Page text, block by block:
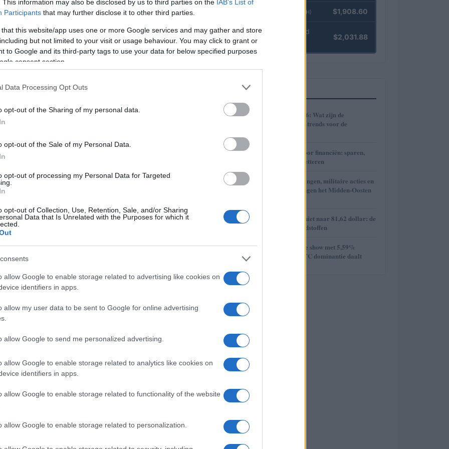
This information may also be disclosed by us to third parties on the IAB’s List of
Participants that may further disclose it to other third parties.
that this website/app uses one or more Google services and may gather and store
but not limited to your visit or usage behaviour. You may click to grant or
to Google and its third-party tags to use your data for below specified purposes
consent section.
Data Processing Opt Outs
opt-out of the Sharing of my personal data.
opt-out of the Sale of my Personal Data.
opt-out of processing my Personal Data for Targeted
opt-out of Collection, Use, Retention, Sale, and/or Sharing
Data that Is Unrelated with the Purposes for which it
allow Google to enable storage related to advertising like cookies on
identifiers in apps.
allow my user data to be sent to Google for online advertising
allow Google to send me personalized advertising.
allow Google to enable storage related to analytics like cookies on
identifiers in apps.
allow Google to enable storage related to functionality of the website
allow Google to enable storage related to personalization.
het presidentschap van Donald Trump.
minute overeenkomst tussen politieke partijen,
regelgevende beslissingen.
ETF-goedkeuringen
actief lobbyen voor goedkeuringen
zijn gericht op het voldoen aan de eisen van de
ETF’s mogelijk te maken. Echter, tijdsdruk lijkt
sluiting nadert, kan het goedkeuringsproces voor
oplopen.
acties
ETF’s lijken meer een weerspiegeling van het
gebrek aan urgentie van de SEC. Aangezien de
tussen Democraten en Republikeinen om de
over andere regelgevende zaken,
(ETH) $1,908.60
kpk ETH Yield
(KPK ETH YIELD)
$2,031.88
MEEST GELEZEN
1
Cryptomarkt 2026: Wat zijn de
verwachtingen en trends voor de
2
Praktische gids voor financiën: sparen,
beleggen en budgetteren
3
Hoe onderhandelingen, militaire acties en
regionale spanningen het Midden-Oosten
4
Brent olieprijs schiet naar 81,62 dollar: de
week van de grondstoffen
5 Ethereum steelt de show met 5,59%
stijging terwijl BTC dominantie daalt